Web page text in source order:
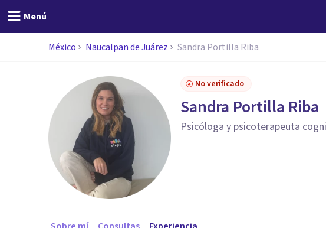
Menú
México Naucalpan de Juárez Sandra Portilla Riba
No verificado
Sandra Portilla Riba
Psicóloga y psicoterapeuta